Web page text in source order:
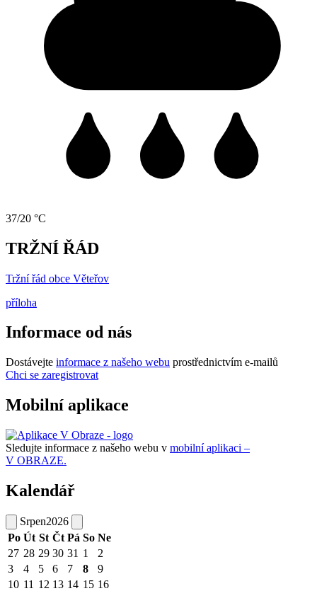
37/20 °C
TRŽNÍ ŘÁD
Tržní řád obce Věteřov
příloha
Informace od nás
Dostávejte informace z našeho webu prostřednictvím e-mailů
Chci se zaregistrovat
Mobilní aplikace
Sledujte informace z našeho webu v mobilní aplikaci –
V OBRAZE.
Kalendář
Srpen2026
Po Út St Čt Pá So Ne
27 28 29 30 31 1
2
3
4 5 6 7 8
9
10 11 12 13 14 15 16